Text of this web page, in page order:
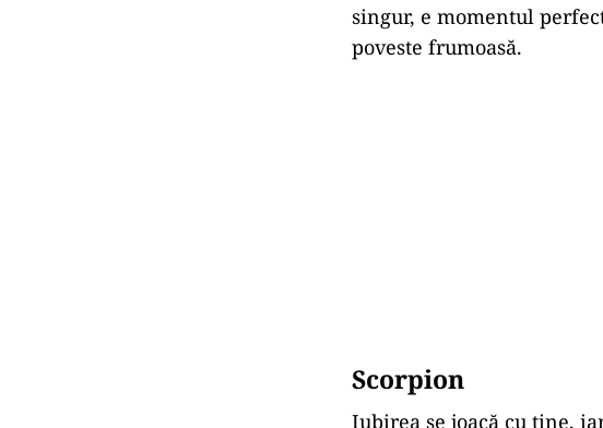
singur, e momentul
poveste frumoasă.
Scorpion
Iubirea se joacă cu tine,